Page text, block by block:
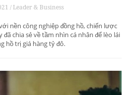
/ Leader & Business
nền công nghiệp đồng hồ, chiến lược
đã chia sẻ về tầm nhìn cá nhân để lèo lái
hồ trị giá hàng tỷ đô.